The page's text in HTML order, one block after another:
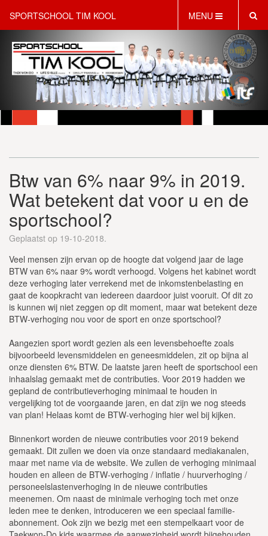
SPORTSCHOOL TIM KOOL MENU
HOME
INFORMATIE
LESAANBOD
ROOSTER
KINDERFEESTJES
WEBSHOP
SCHRIJF JE NU IN!
CONTACT
Btw van 6% naar 9% in 2019.
Wat betekent dat voor u en de
sportschool?
Geplaatst op 19-10-2018.
Veel mensen zijn ervan op de hoogte dat volgend jaar de lage
BTW van 6% naar 9% wordt verhoogd. Volgens het kabinet wordt
deze verhoging later verrekend met de inkomstenbelasting en
gaat de koopkracht van iedereen daardoor juist vooruit. Of dit zo
is kunnen wij niet zeggen op dit moment, maar wat betekent deze
BTW-verhoging nou voor de sport en onze sportschool?
Aangezien sport wordt gezien als een levensbehoefte zoals
bijvoorbeeld levensmiddelen en geneesmiddelen, zit op bijna al
onze diensten 6% BTW. De laatste jaren heeft de sportschool een
inhaalslag gemaakt met de contributies. Voor 2019 hadden we
gepland de contributieverhoging minimaal te houden in
vergelijking tot de voorgaande jaren, en dat zijn we nog steeds
van plan! Helaas komt de BTW-verhoging hier wel bij kijken.
Binnenkort worden de nieuwe contributies voor 2019 bekend
gemaakt. Dit zullen we doen via onze standaard mediakanalen,
maar met name via de website. We zullen de verhoging minimaal
houden en alleen de BTW-verhoging / inflatie / huurverhoging /
personeelslastenverhoging in de nieuwe contributies
meenemen. Om naast de minimale verhoging toch met onze
leden mee te denken, introduceren we een speciaal familie-
abonnement. Ook zijn we bezig met een stempelkaart voor de